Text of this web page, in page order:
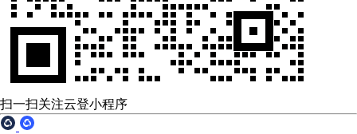
扫一扫关注云登小程序